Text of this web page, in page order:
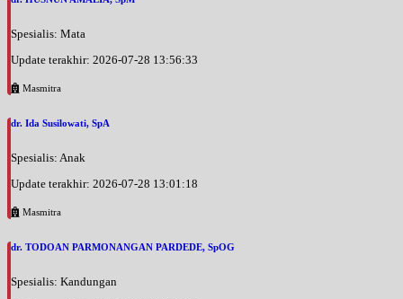
Spesialis: Mata
Update terakhir: 2026-07-28 13:56:33
Masmitra
dr. Ida Susilowati, SpA
Spesialis: Anak
Update terakhir: 2026-07-28 13:01:18
Masmitra
dr. TODOAN PARMONANGAN PARDEDE, SpOG
Spesialis: Kandungan